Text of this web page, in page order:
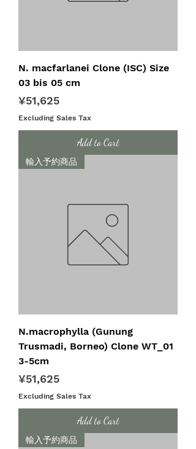
N. macfarlanei Clone (ISC) Size
03 bis 05 cm
Price
¥51,625
Excluding Sales Tax
Add to Cart
輸入予約商品
N.macrophylla (Gunung
Trusmadi, Borneo) Clone WT_01
3-5cm
Price
¥51,625
Excluding Sales Tax
Add to Cart
輸入予約商品